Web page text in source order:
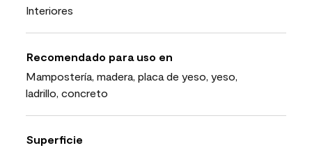
Interiores
Recomendado para uso en
Mampostería, madera, placa de yeso, yeso,
ladrillo, concreto
Superficie